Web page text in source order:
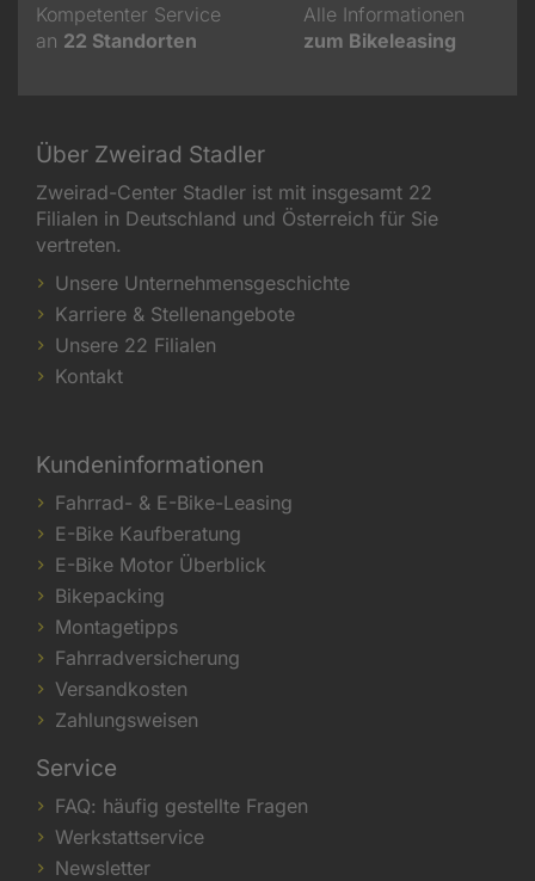
Kompetenter Service
an 22 Standorten
Alle Informationen
zum Bikeleasing
Über Zweirad Stadler
Zweirad-Center Stadler ist mit insgesamt 22
Filialen in Deutschland und Österreich für Sie
vertreten.
Unsere Unternehmensgeschichte
Karriere & Stellenangebote
Unsere 22 Filialen
Kontakt
Kundeninformationen
Fahrrad- & E-Bike-Leasing
E-Bike Kaufberatung
E-Bike Motor Überblick
Bikepacking
Montagetipps
Fahrradversicherung
Versandkosten
Zahlungsweisen
Service
FAQ: häufig gestellte Fragen
Werkstattservice
Newsletter